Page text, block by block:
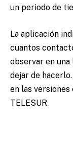
un periodo de
La aplicación
cuantos
observar en
dejar de
en las
TELESUR